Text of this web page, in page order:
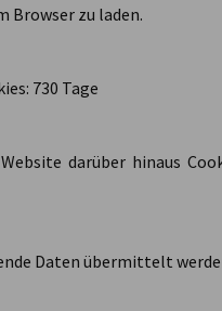
Browser zu laden.
730 Tage
darüber hinaus
Daten übermittelt